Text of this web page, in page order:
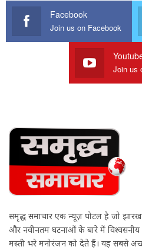
Facebook
Join us on Facebook
Join us
समृद्ध समाचार एक न्यूज़ पोर्टल है जो
और नवीनतम घटनाओं के बारे में विश्वसनीय
मस्ती भरे मनोरंजन को देते हैं। यह सबसे